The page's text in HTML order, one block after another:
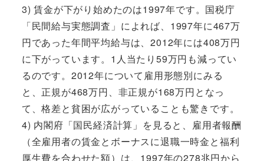
3) 賃金が下がり始めたのは1997年です。国税庁
「民間給与実態調査」によれば、1997年に467万
円であった年間平均給与は、2012年には408万円
に下がっています。1人当たり59万円も減ってい
るのです。2012年について雇用形態別にみる
と、正規が468万円、非正規が168万円となっ
て、格差と貧困が広がっていることも驚きです。
4) 内閣府「国民経済計算」を見ると、雇用者報酬
（全雇用者の賃金とボーナスに退職一時金と福利
厚生費を合わせた額）は、1997年の278兆円から